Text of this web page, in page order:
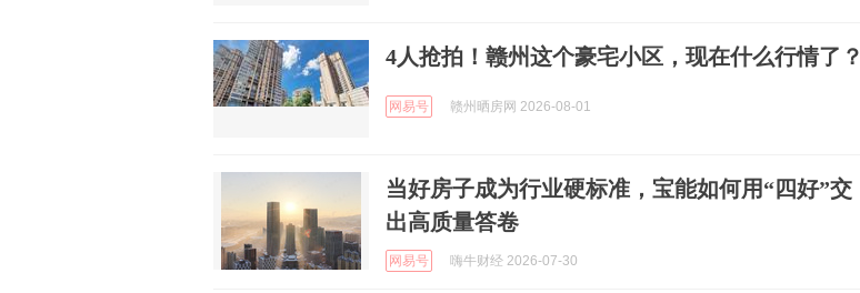
4人抢拍！赣州这个豪宅小区，现在什么行情了？
网易号 赣州晒房网 2026-08-01
当好房子成为行业硬标准，宝能如何用“四好”交
出高质量答卷
网易号 嗨牛财经 2026-07-30